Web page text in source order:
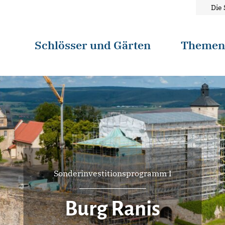
Die
Schlösser und Gärten Themen
Sonderinvestitionsprogramm I
Burg Ranis